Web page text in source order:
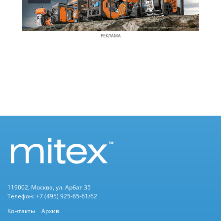
РЕКЛАМА
119002, Москва, ул. Арбат 35
Телефон: +7 (495) 925-65-61/62
Контакты
Архив